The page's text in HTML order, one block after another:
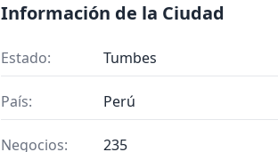
Información de la Ciudad
Estado: Tumbes
País: Perú
Negocios: 235